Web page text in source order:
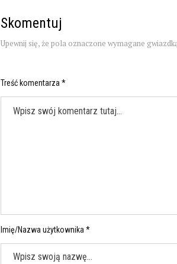
Skomentuj
Upewnij się, że pola oznaczone wymagane
Treść komentarza *
Imię/Nazwa użytkownika *